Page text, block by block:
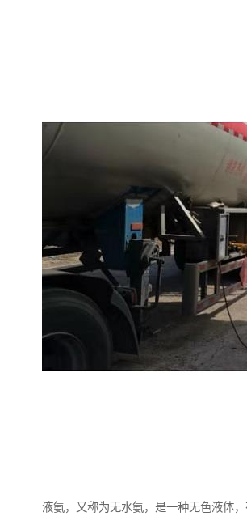
液氨，又称为无水氨，是一种无色液体